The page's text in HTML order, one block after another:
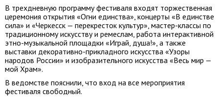
В трехдневную программу фестиваля входят торжественная
церемония открытия «Огни единства», концерты «В единстве
сила» и «Черкесск — перекресток культур», мастер-классы по
традиционному искусству и ремеслам, работа интерактивной
этно-музыкальной площадки «Играй, душа!», а также
выставки декоративно-прикладного искусства «Узоры
народов России» и изобразительного искусства «Весь мир —
мой Храм».
В ведомстве пояснили, что вход на все мероприятия
фестиваля свободный.